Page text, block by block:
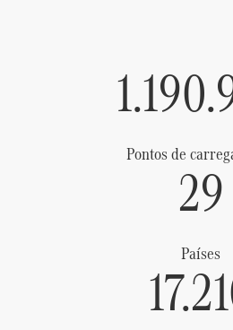
Pontos de
29
Países